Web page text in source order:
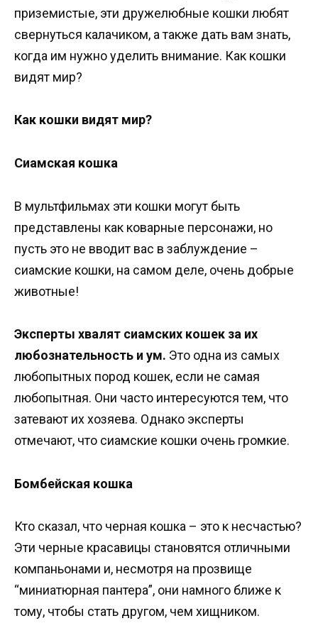
приземистые, эти дружелюбные кошки любят
свернуться калачиком, а также дать вам знать,
когда им нужно уделить внимание. Как кошки
видят мир?
Как кошки видят мир?
Сиамская кошка
В мультфильмах эти кошки могут быть
представлены как коварные персонажи, но
пусть это не вводит вас в заблуждение –
сиамские кошки, на самом деле, очень добрые
животные!
Эксперты хвалят сиамских кошек за их
любознательность и ум. Это одна из самых
любопытных пород кошек, если не самая
любопытная. Они часто интересуются тем, что
затевают их хозяева. Однако эксперты
отмечают, что сиамские кошки очень громкие.
Бомбейская кошка
Кто сказал, что черная кошка – это к несчастью?
Эти черные красавицы становятся отличными
компаньонами и, несмотря на прозвище
“миниатюрная пантера”, они намного ближе к
тому, чтобы стать другом, чем хищником.